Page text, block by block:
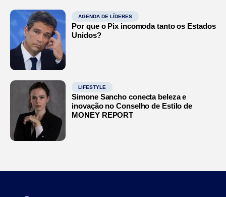
AGENDA DE LÍDERES
Por que o Pix incomoda tanto os Estados
Unidos?
LIFESTYLE
Simone Sancho conecta beleza e
inovação no Conselho de Estilo de
MONEY REPORT